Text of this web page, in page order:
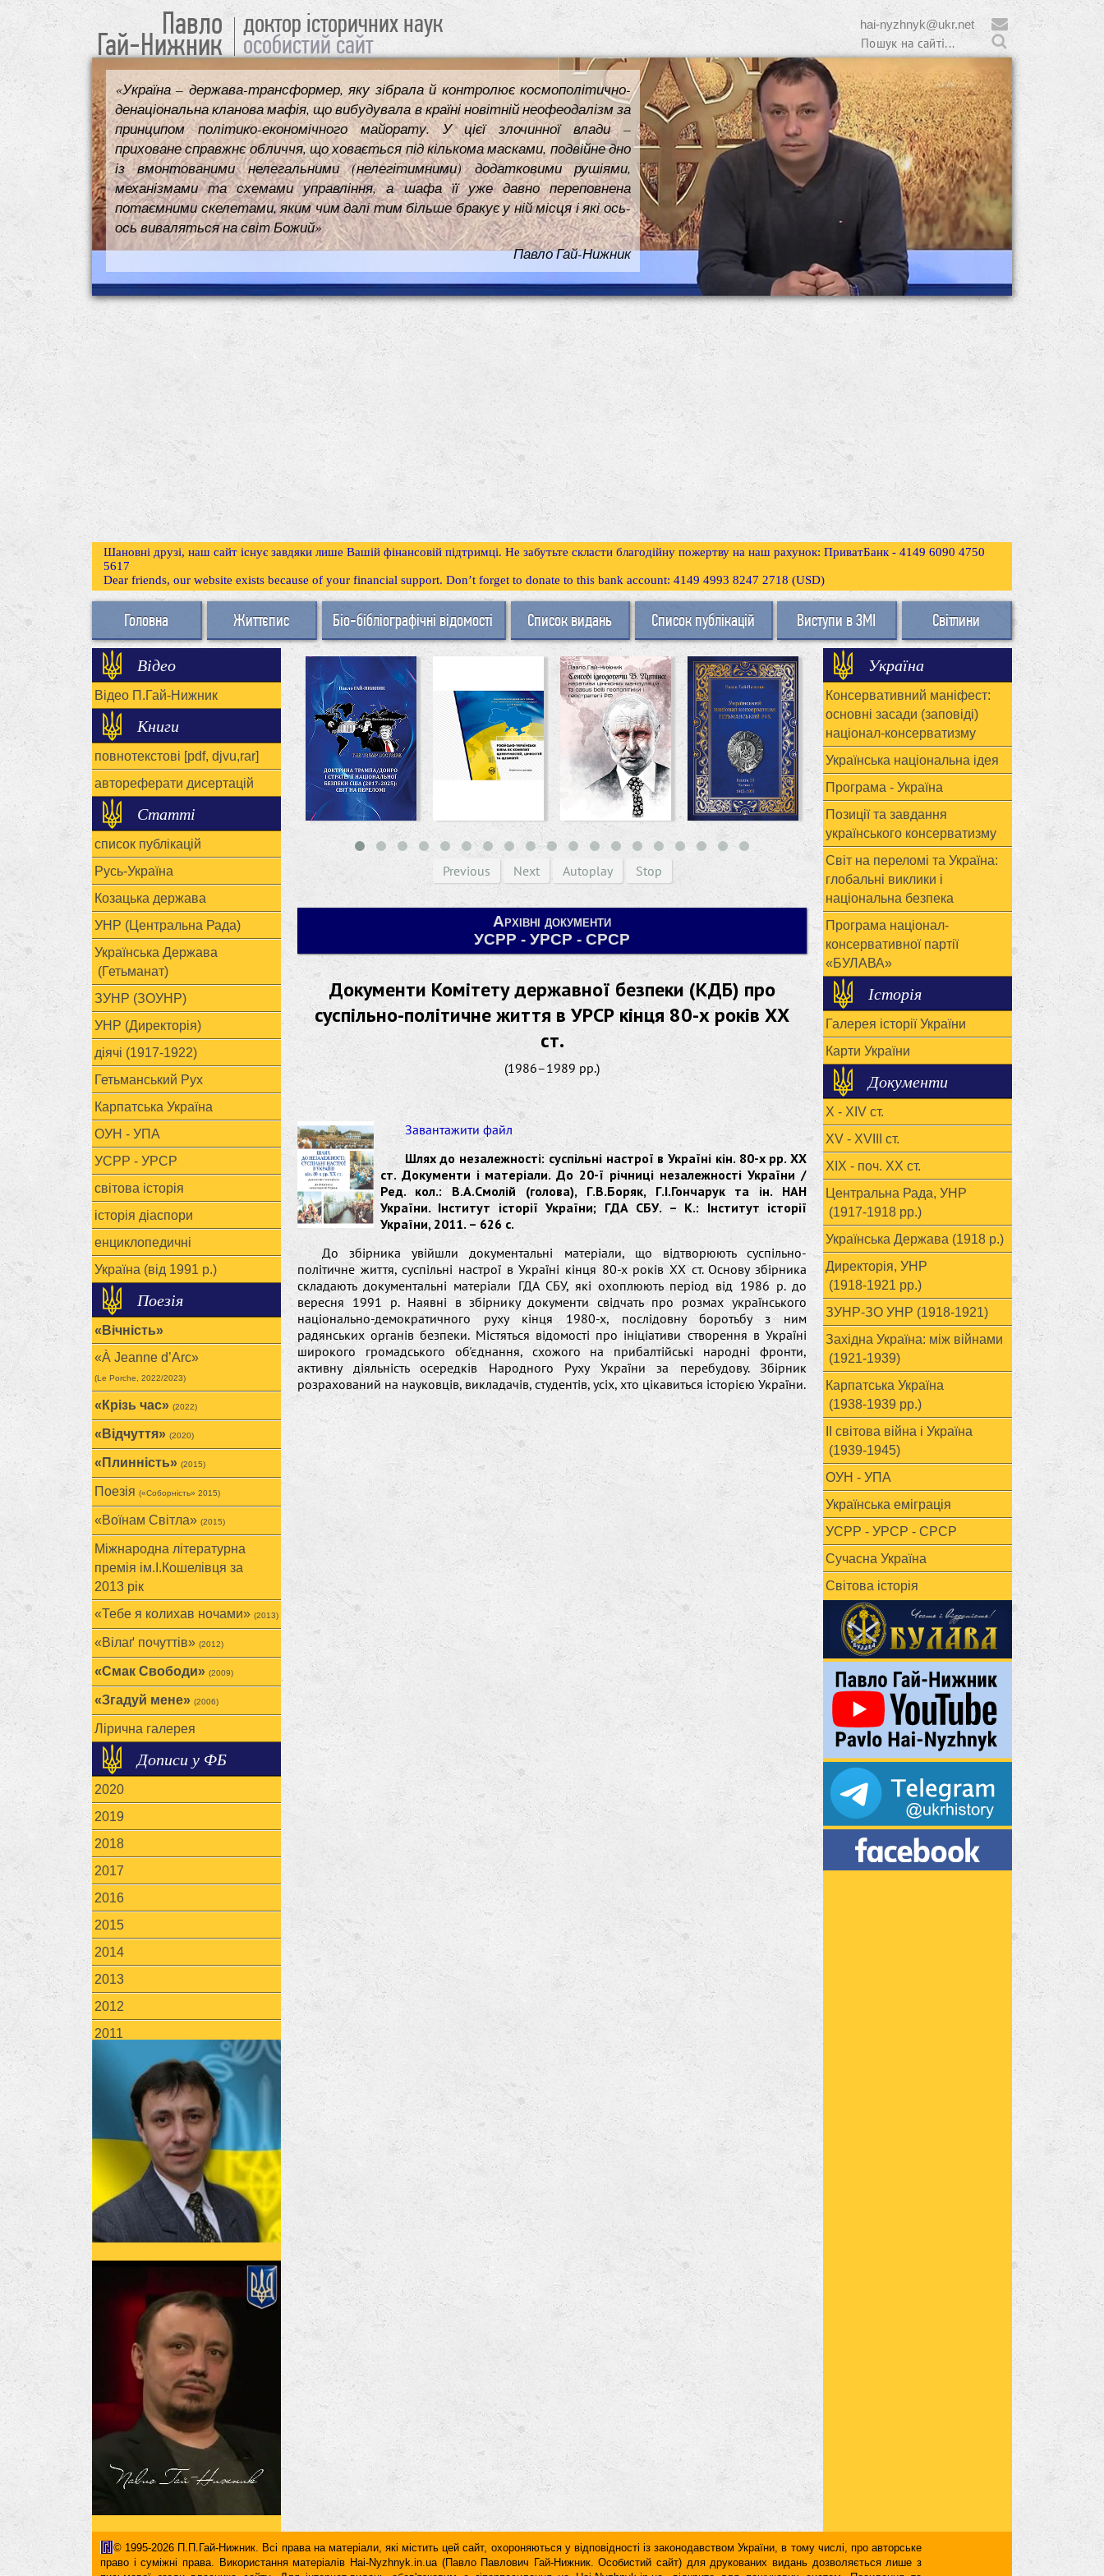
Павло
Гай-Нижник
доктор історичних наук
особистий сайт
hai-nyzhnyk@ukr.net
«Україна – держава-трансформер, яку зібрала й контролює космополітично-
денаціональна кланова мафія, що вибудувала в країні новітній неофеодалізм за
принципом політико-економічного майорату. У цієї злочинної влади –
приховане справжнє обличчя, що ховається під кількома масками, подвійне дно
із вмонтованими нелегальними (нелегітимними) додатковими рушіями,
механізмами та схемами управління, а шафа її уже давно переповнена
потаємними скелетами, яким чим далі тим більше бракує у ній місця і які ось-
ось виваляться на світ Божий»
Павло Гай-Нижник
Шановні друзі, наш сайт існує завдяки лише Вашій фінансовій підтримці. Не забутьте скласти благодійну пожертву на наш рахунок: ПриватБанк - 4149 6090 4750
5617
Dear friends, our website exists because of your financial support. Don’t forget to donate to this bank account: 4149 4993 8247 2718 (USD)
Головна Життєпис Біо-бібліографічні відомості Список видань Список публікацій Виступи в ЗМІ Світлини
Відео
Відео П.Гай-Нижник
Книги
повнотекстові [pdf, djvu,rar]
автореферати дисертацій
Статті
список публікацій
Русь-Україна
Козацька держава
УНР (Центральна Рада)
Українська Держава
(Гетьманат)
ЗУНР (ЗОУНР)
УНР (Директорія)
діячі (1917-1922)
Гетьманський Рух
Карпатська Україна
ОУН - УПА
УСРР - УРСР
світова історія
історія діаспори
енциклопедичні
Україна (від 1991 р.)
Поезія
«Вічність»
«À Jeanne d’Arc»
(Le Porche, 2022/2023)
«Крізь час» (2022)
«Відчуття» (2020)
«Плинність» (2015)
Поезія («Соборність» 2015)
«Воїнам Cвітла» (2015)
Міжнародна літературна
премія ім.І.Кошелівця за
2013 рік
«Тебе я колихав ночами» (2013)
«Вілаґ почуттів» (2012)
«Смак Свободи» (2009)
«Згадуй мене» (2006)
Лірична галерея
Дописи у ФБ
2020
2019
2018
2017
2016
2015
2014
2013
2012
2011
Previous Next Autoplay Stop
Архівні документи
УСРР - УРСР - СРСР
Документи Комітету державної безпеки (КДБ) про
суспільно-політичне життя в УРСР кінця 80-х років ХХ
ст.
(1986–1989 рр.)
Завантажити файл
Шлях до незалежності: суспільні настрої в Україні кін. 80-х рр. ХХ
ст. Документи і матеріали. До 20-ї річниці незалежності України /
Ред. кол.: В.А.Смолій (голова), Г.В.Боряк, Г.І.Гончарук та ін. НАН
України. Інститут історії України; ГДА СБУ. – К.: Інститут історії
України, 2011. – 626 с.
До збірника увійшли документальні матеріали, що відтворюють суспільно-
політичне життя, суспільні настрої в Україні кінця 80-х років ХХ ст. Основу збірника
складають документальні матеріали ГДА СБУ, які охоплюють період від 1986 р. до
вересня 1991 р. Наявні в збірнику документи свідчать про розмах українського
національно-демократичного руху кінця 1980-х, послідовну боротьбу з ним
радянських органів безпеки. Містяться відомості про ініціативи створення в Україні
широкого громадського об'єднання, схожого на прибалтійські народні фронти,
активну діяльність осередків Народного Руху України за перебудову. Збірник
розрахований на науковців, викладачів, студентів, усіх, хто цікавиться історією України.
Україна
Консервативний маніфест:
основні засади (заповіді)
націонал-консерватизму
Українська національна ідея
Програма - Україна
Позиції та завдання
українського консерватизму
Світ на переломі та Україна:
глобальні виклики і
національна безпека
Програма націонал-
консервативної партії
«БУЛАВА»
Історія
Галерея історії України
Карти України
Документи
X - XIV ст.
XV - XVIII ст.
ХІХ - поч. ХХ ст.
Центральна Рада, УНР
(1917-1918 рр.)
Українська Держава (1918 р.)
Директорія, УНР
(1918-1921 рр.)
ЗУНР-ЗО УНР (1918-1921)
Західна Україна: між війнами
(1921-1939)
Карпатська Україна
(1938-1939 рр.)
ІІ світова війна і Україна
(1939-1945)
ОУН - УПА
Українська еміграція
УСРР - УРСР - СРСР
Сучасна Україна
Світова історія
© 1995-2026 П.П.Гай-Нижник. Всі права на матеріали, які містить цей сайт, охороняються у відповідності із законодавством України, в тому числі, про авторське
право і суміжні права. Використання матерiалiв Hai-Nyzhnyk.in.ua (Павло Павлович Гай-Нижник. Особистий сайт) для друкованих видань дозволяється лише з
письмової згоди власника сайту. Для iнтернет-видань обов'язковим є гiперпосилання на Hai-Nyzhnyk.in.ua, відкрите для пошукових систем. Посилання та
гіперпосилання повинні міститися виключно в першому чи в другому абзаці тексту.